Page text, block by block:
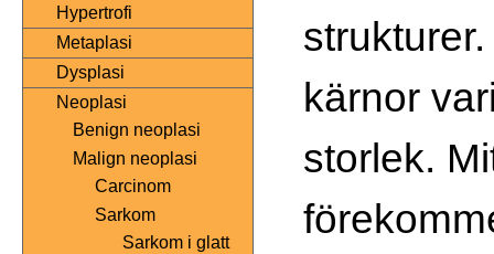
Hypertrofi
Metaplasi
Dysplasi
Neoplasi
Benign neoplasi
Malign neoplasi
Carcinom
Sarkom
Sarkom i glatt
kärnor
storlek.